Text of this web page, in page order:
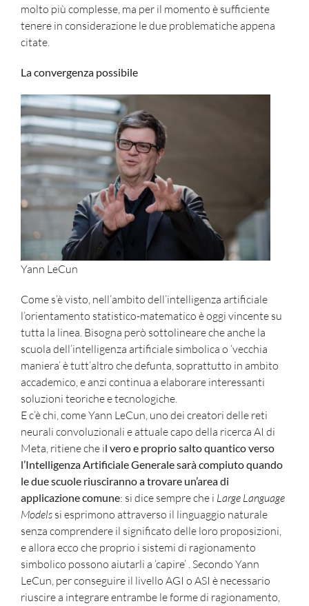
molto più complesse, ma per il momento è sufficiente
tenere in considerazione le due problematiche appena
citate.
La convergenza possibile
Yann LeCun
Come s’è visto, nell’ambito dell’intelligenza artificiale
l’orientamento statistico-matematico è oggi vincente su
tutta la linea. Bisogna però sottolineare che anche la
scuola dell’intelligenza artificiale simbolica o ‘vecchia
maniera’ è tutt’altro che defunta, soprattutto in ambito
accademico, e anzi continua a elaborare interessanti
soluzioni teoriche e tecnologiche.
E c’è chi, come Yann LeCun, uno dei creatori delle reti
neurali convoluzionali e attuale capo della ricerca AI di
Meta, ritiene che il vero e proprio salto quantico verso
l’Intelligenza Artificiale Generale sarà compiuto quando
le due scuole riusciranno a trovare un’area di
applicazione comune: si dice sempre che i Large Language
Modelssi esprimono attraverso il linguaggio naturale
senza comprendere il significato delle loro proposizioni,
e allora ecco che proprio i sistemi di ragionamento
simbolico possono aiutarli a ‘capire’ . Secondo Yann
LeCun, per conseguire il livello AGI o ASI è necessario
riuscire a integrare entrambe le forme di ragionamento,